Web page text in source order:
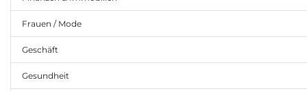
Frauen / Mode
Geschäft
Gesundheit